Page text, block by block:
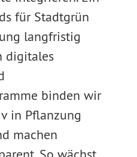
für Stadtgrün
langfristig
digitales
binden wir
in Pflanzung
machen